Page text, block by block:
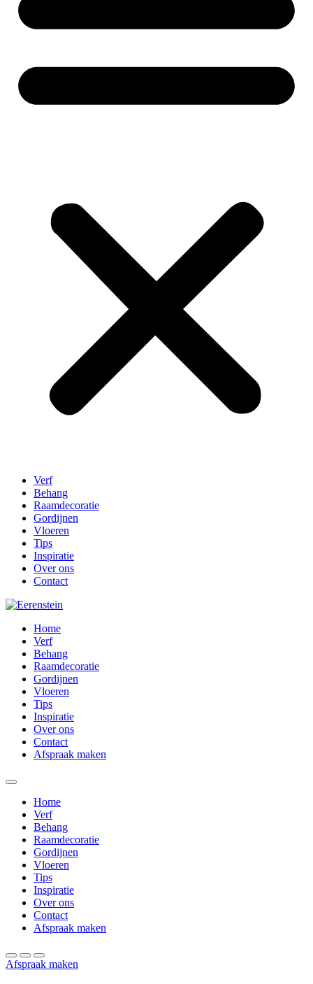
Verf
Behang
Raamdecoratie
Gordijnen
Vloeren
Tips
Inspiratie
Over ons
Contact
Home
Verf
Behang
Raamdecoratie
Gordijnen
Vloeren
Tips
Inspiratie
Over ons
Contact
Afspraak maken
Home
Verf
Behang
Raamdecoratie
Gordijnen
Vloeren
Tips
Inspiratie
Over ons
Contact
Afspraak maken
Afspraak maken